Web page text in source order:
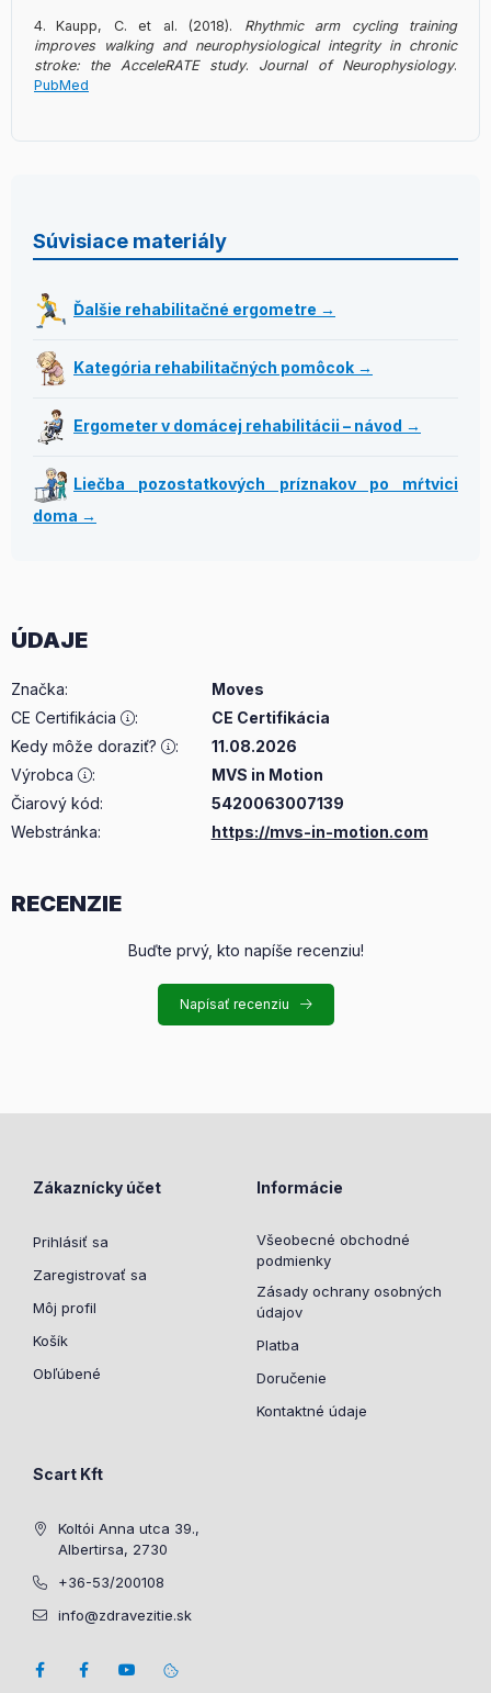
Kaupp, C. et al. (2018). Rhythmic arm cycling training
improves walking and neurophysiological integrity in chronic
stroke: the AcceleRATE study. Journal of Neurophysiology.
PubMed
Súvisiace materiály
Ďalšie rehabilitačné ergometre →
Kategória rehabilitačných pomôcok →
Ergometer v domácej rehabilitácii – návod →
Liečba pozostatkových príznakov po mŕtvici
doma →
ÚDAJE
Značka:
Moves
CE Certifikácia
:
CE Certifikácia
Kedy môže doraziť?
:
11.08.2026
Výrobca
:
MVS in Motion
Čiarový kód:
5420063007139
Webstránka:
https://mvs-in-motion.com
RECENZIE
Buďte prvý, kto napíše recenziu!
Napísať recenziu
Zákaznícky účet
Prihlásiť sa
Zaregistrovať sa
Môj profil
Košík
Obľúbené
Informácie
Všeobecné obchodné
podmienky
Zásady ochrany osobných
údajov
Platba
Doručenie
Kontaktné údaje
Scart Kft
Koltói Anna utca 39.,
Albertirsa, 2730
+36-53/200108
info@zdravezitie.sk